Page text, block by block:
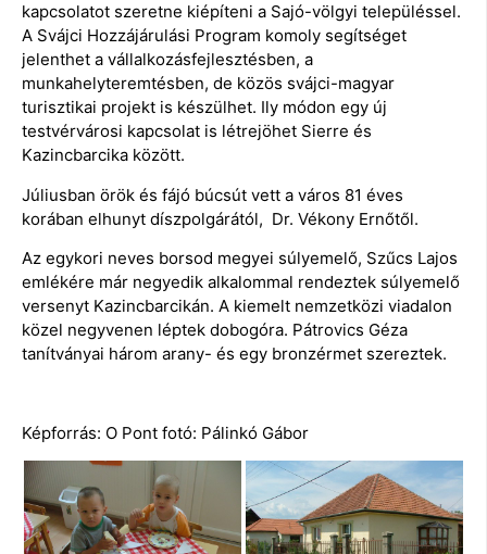
kapcsolatot szeretne kiépíteni a Sajó-völgyi településsel.
A Svájci Hozzájárulási Program komoly segítséget
jelenthet a vállalkozásfejlesztésben, a
munkahelyteremtésben, de közös svájci-magyar
turisztikai projekt is készülhet. Ily módon egy új
testvérvárosi kapcsolat is létrejöhet Sierre és
Kazincbarcika között.
Júliusban örök és fájó búcsút vett a város 81 éves
korában elhunyt díszpolgárától, Dr. Vékony Ernőtől.
Az egykori neves borsod megyei súlyemelő, Szűcs Lajos
emlékére már negyedik alkalommal rendeztek súlyemelő
versenyt Kazincbarcikán. A kiemelt nemzetközi viadalon
közel negyvenen léptek dobogóra. Pátrovics Géza
tanítványai három arany- és egy bronzérmet szereztek.
Képforrás: O Pont fotó: Pálinkó Gábor